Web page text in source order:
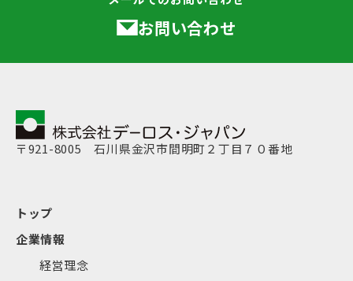
お問い合わせ
〒921-8005 石川県金沢市間明町２丁目７０番地
トップ
企業情報
経営理念